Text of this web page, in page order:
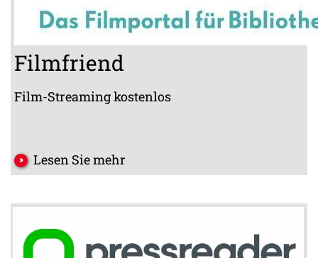
Filmfriend
Film-Streaming kostenlos
Lesen Sie mehr